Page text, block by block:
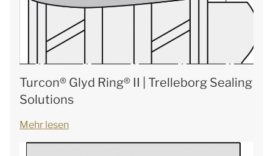
Turcon® Glyd Ring® II | Trelleborg Sealing
Solutions
Mehr lesen